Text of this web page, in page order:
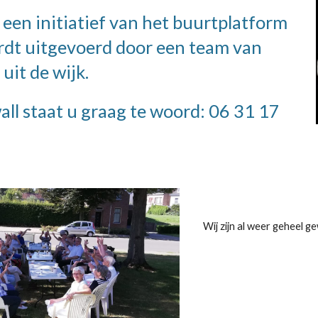
initiatief van het buurtplatform
uitgevoerd door een team van
de wijk.
staat u graag te woord: 06 31 17
Wij zijn al weer geheel